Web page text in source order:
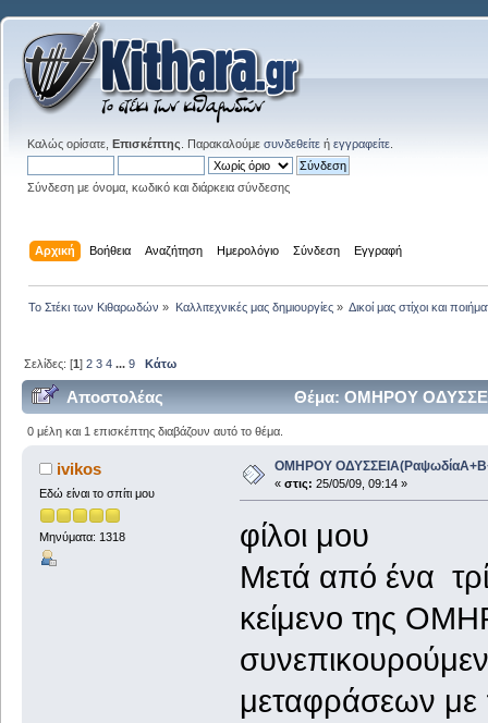
Καλώς ορίσατε, Επισκέπτης . Παρακαλούμε συνδεθείτε ή εγγραφείτε
Σύνδεση με όνομα, κωδικό και διάρκεια σύνδεσης
Αρχική Βοήθεια Αναζήτηση Ημερολόγιο Σύνδεση Εγγραφή
Το Στέκι των Κιθαρωδών » Καλλιτεχνικές μας δημιουργίες» Δικοί μας στίχοι και
Σελίδες: [1]2 3 4 ...9 Κάτω
Αποστολέας Θέμα: ΟΜΗΡΟΥ
0 μέλη και 1 επισκέπτης διαβάζουν αυτό το θέμα.
ivikos
Εδώ είναι το σπίτι μου
Μηνύματα: 1318
ΟΜΗΡΟΥ
« στις: 25/05/09, 09:14 »
φίλοι μου
Μετά από ένα
κείμενο της
μεταφράσεων με